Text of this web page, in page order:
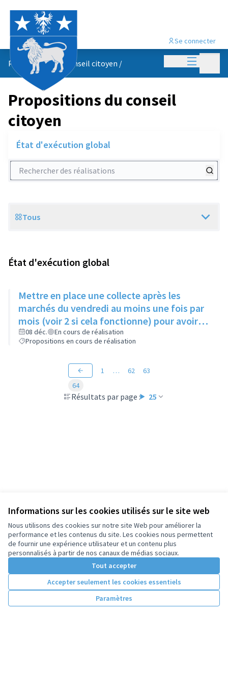
Informations sur les cookies utilisés sur le site web
Nous utilisons des cookies sur notre site Web pour améliorer la
performance et les contenus du site. Les cookies nous permettent
de fournir une expérience utilisateur et un contenu plus
personnalisés à partir de nos canaux de médias sociaux.
Tout accepter
Accepter seulement les cookies essentiels
Paramètres
Menu
Se connecter
Propositions du conseil citoyen /
Propositions du conseil
citoyen
État d'exécution global
Rechercher des réalisations
Scope
Tous
État d'exécution global
Mettre en place une collecte après les
marchés du vendredi au moins une fois par
mois (voir 2 si cela fonctionne) pour avoir
des produits frais pour l'Epice'Rill
08 déc.
En cours de réalisation
Propositions en cours de réalisation
Résultats par page : 25
1 … 62
63
64